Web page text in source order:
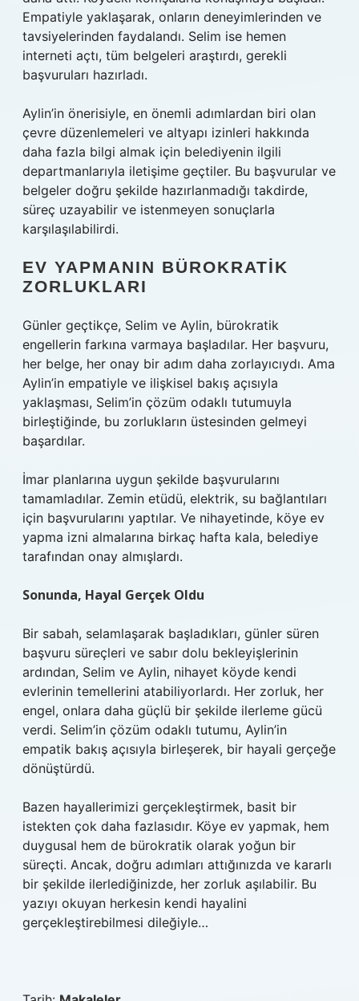
Empatiyle yaklaşarak, onların deneyimlerinden ve
tavsiyelerinden faydalandı. Selim ise hemen
interneti açtı, tüm belgeleri araştırdı, gerekli
başvuruları hazırladı.
Aylin’in önerisiyle, en önemli adımlardan biri olan
çevre düzenlemeleri ve altyapı izinleri hakkında
daha fazla bilgi almak için belediyenin ilgili
departmanlarıyla iletişime geçtiler. Bu başvurular ve
belgeler doğru şekilde hazırlanmadığı takdirde,
süreç uzayabilir ve istenmeyen sonuçlarla
karşılaşılabilirdi.
EV YAPMANIN BÜROKRATIK
ZORLUKLARI
Günler geçtikçe, Selim ve Aylin, bürokratik
engellerin farkına varmaya başladılar. Her başvuru,
her belge, her onay bir adım daha zorlayıcıydı. Ama
Aylin’in empatiyle ve ilişkisel bakış açısıyla
yaklaşması, Selim’in çözüm odaklı tutumuyla
birleştiğinde, bu zorlukların üstesinden gelmeyi
başardılar.
İmar planlarına uygun şekilde başvurularını
tamamladılar. Zemin etüdü, elektrik, su bağlantıları
için başvurularını yaptılar. Ve nihayetinde, köye ev
yapma izni almalarına birkaç hafta kala, belediye
tarafından onay almışlardı.
Sonunda, Hayal Gerçek Oldu
Bir sabah, selamlaşarak başladıkları, günler süren
başvuru süreçleri ve sabır dolu bekleyişlerinin
ardından, Selim ve Aylin, nihayet köyde kendi
evlerinin temellerini atabiliyorlardı. Her zorluk, her
engel, onlara daha güçlü bir şekilde ilerleme gücü
verdi. Selim’in çözüm odaklı tutumu, Aylin’in
empatik bakış açısıyla birleşerek, bir hayali gerçeğe
dönüştürdü.
Bazen hayallerimizi gerçekleştirmek, basit bir
istekten çok daha fazlasıdır. Köye ev yapmak, hem
duygusal hem de bürokratik olarak yoğun bir
süreçti. Ancak, doğru adımları attığınızda ve kararlı
bir şekilde ilerlediğinizde, her zorluk aşılabilir. Bu
yazıyı okuyan herkesin kendi hayalini
gerçekleştirebilmesi dileğiyle…